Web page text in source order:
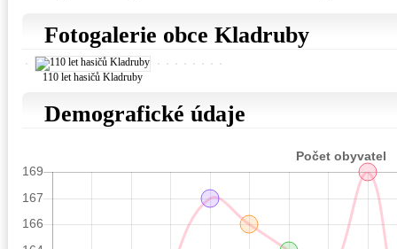
Fotogalerie obce Kladruby
110 let hasičů Kladruby
Demografické údaje